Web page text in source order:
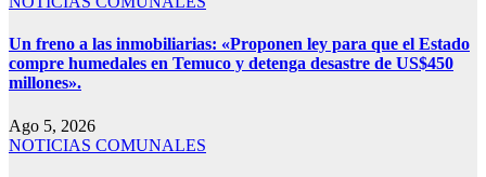
Un freno a las inmobiliarias: «Proponen ley para que el Estado
compre humedales en Temuco y detenga desastre de US$450
millones».
Ago 5, 2026
NOTICIAS COMUNALES